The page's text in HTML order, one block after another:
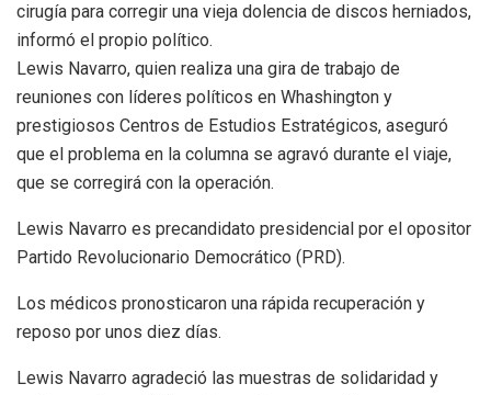
cirugía para corregir una vieja dolencia de discos herniados,
informó el propio político.
Lewis Navarro, quien realiza una gira de trabajo de
reuniones con líderes políticos en Whashington y
prestigiosos Centros de Estudios Estratégicos, aseguró
que el problema en la columna se agravó durante el viaje,
que se corregirá con la operación.
Lewis Navarro es precandidato presidencial por el opositor
Partido Revolucionario Democrático (PRD).
Los médicos pronosticaron una rápida recuperación y
reposo por unos diez días.
Lewis Navarro agradeció las muestras de solidaridad y